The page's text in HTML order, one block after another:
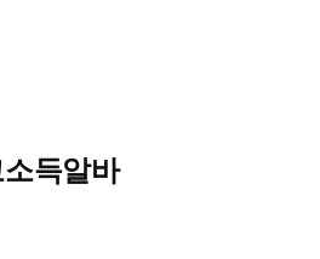
득알바